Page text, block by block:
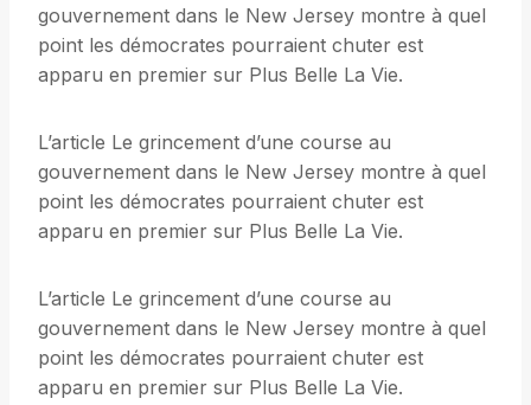
gouvernement dans le New Jersey montre à quel
point les démocrates pourraient chuter est
apparu en premier sur Plus Belle La Vie.
L’article Le grincement d’une course au
gouvernement dans le New Jersey montre à quel
point les démocrates pourraient chuter est
apparu en premier sur Plus Belle La Vie.
L’article Le grincement d’une course au
gouvernement dans le New Jersey montre à quel
point les démocrates pourraient chuter est
apparu en premier sur Plus Belle La Vie.